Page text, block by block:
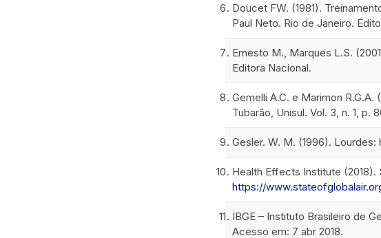
Doucet FW. (1981).
Paul Neto. Rio de Janeiro.
Ernesto M., Marques L.S.
Editora Nacional.
Gemelli A.C. e Marimon
Tubarão, Unisul. Vol. 3, n. 1, p.
Gesler. W. M. (1996).
Health Effects Institute
https://
IBGE – Instituto Brasileiro de
Acesso em: 7 abr 2018.